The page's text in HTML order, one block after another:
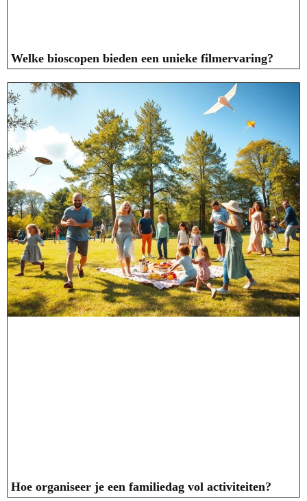
Welke bioscopen bieden een unieke filmervaring?
Hoe organiseer je een familiedag vol activiteiten?